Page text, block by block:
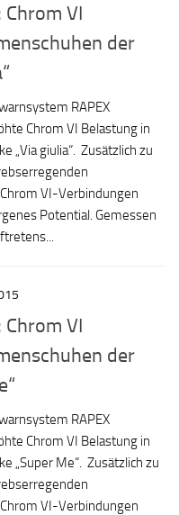
VI
der
RAPEX
Chrom VI Belastung in
„Via giulia“. Zusätzlich zu
VI-Verbindungen
Potential. Gemessen
VI
der
RAPEX
Chrom VI Belastung in
„Super Me“. Zusätzlich zu
VI-Verbindungen